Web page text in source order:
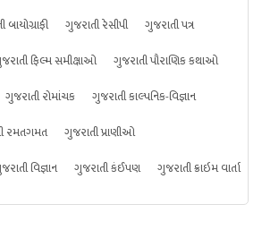
ગુજરાતી રેસીપી
ગુજરાતી પત્ર
ફિલ્મ સમીક્ષાઓ
ગુજરાતી પૌરાણિક કથાઓ
ગુજરાતી રોમાંચક
ગુજરાતી કાલ્પનિક-વિજ્ઞાન
રમતગમત
ગુજરાતી પ્રાણીઓ
વિજ્ઞાન ગુજરાતી કંઈપણ ગુજરાતી ક્રાઇમ વાર્તા